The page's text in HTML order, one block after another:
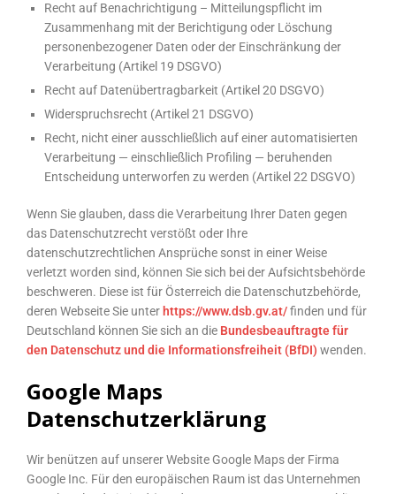
Recht auf Benachrichtigung – Mitteilungspflicht im
Zusammenhang mit der Berichtigung oder Löschung
personenbezogener Daten oder der Einschränkung der
Verarbeitung (Artikel 19 DSGVO)
Recht auf Datenübertragbarkeit (Artikel 20 DSGVO)
Widerspruchsrecht (Artikel 21 DSGVO)
Recht, nicht einer ausschließlich auf einer automatisierten
Verarbeitung — einschließlich Profiling — beruhenden
Entscheidung unterworfen zu werden (Artikel 22 DSGVO)
Wenn Sie glauben, dass die Verarbeitung Ihrer Daten gegen
das Datenschutzrecht verstößt oder Ihre
datenschutzrechtlichen Ansprüche sonst in einer Weise
verletzt worden sind, können Sie sich bei der Aufsichtsbehörde
beschweren. Diese ist für Österreich die Datenschutzbehörde,
deren Webseite Sie unter https://www.dsb.gv.at/finden und für
Deutschland können Sie sich an die Bundesbeauftragte für
den Datenschutz und die Informationsfreiheit (BfDI) wenden.
Google Maps
Datenschutzerklärung
Wir benützen auf unserer Website Google Maps der Firma
Google Inc. Für den europäischen Raum ist das Unternehmen